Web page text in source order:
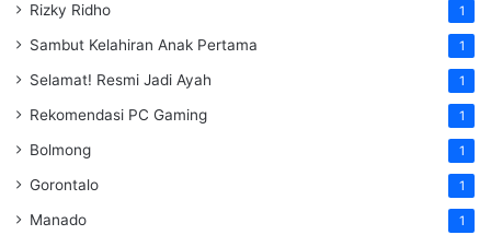
Rizky Ridho 1
Sambut Kelahiran Anak Pertama 1
Selamat! Resmi Jadi Ayah 1
Rekomendasi PC Gaming 1
Bolmong 1
Gorontalo 1
Manado 1